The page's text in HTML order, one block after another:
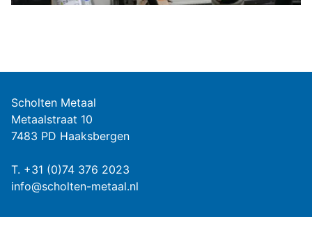
Scholten Metaal
Metaalstraat 10
7483 PD Haaksbergen
T. +31 (0)74 376 2023
info@scholten-metaal.nl